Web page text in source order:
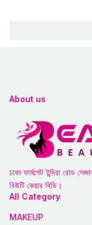
About us
ঢাকা ফার্মগেট ইন্দিরা রোড
বিউটি কেয়ার বিডি।
All Category
MAKEUP